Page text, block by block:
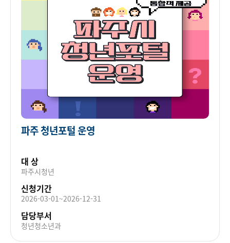
파주 청년포털 운영
대 상
파주시청년
신청기간
2026-03-01~2026-12-31
담당부서
청년청소년과